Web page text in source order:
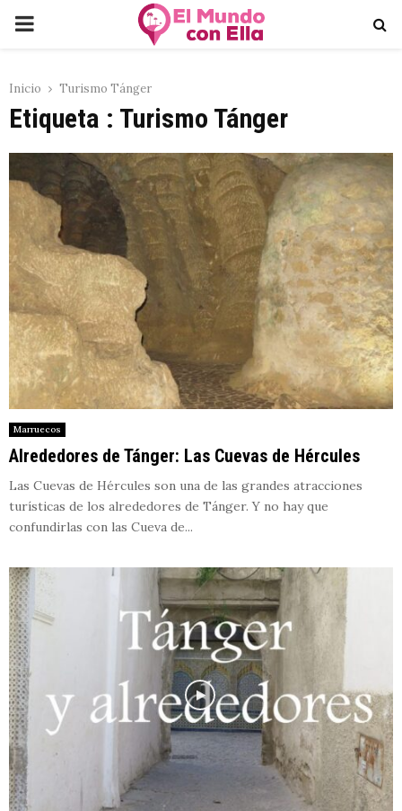
PRIMARY
Inicio Turismo Tánger
Etiqueta : Turismo Tánger
Marruecos
Alrededores de Tánger: Las Cuevas de Hércules
Las Cuevas de Hércules son una de las grandes atracciones
turísticas de los alrededores de Tánger. Y no hay que
confundirlas con las Cueva de...